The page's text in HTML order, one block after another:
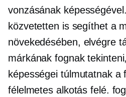
vonzásának képességével.
közvetetten is segíthet a
növekedésében, elvégre
márkának fognak
képességei túlmutatnak a
félelmetes alkotás felé.